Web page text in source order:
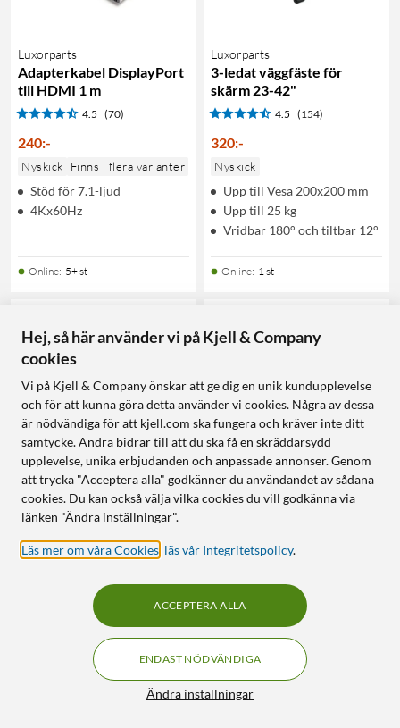
Luxorparts
Adapterkabel DisplayPort
till HDMI 1 m
4.5 (70)
240:-
Nyskick Finns i flera varianter
Stöd för 7.1-ljud
4Kx60Hz
Online: 5+ st
Luxorparts
3-ledat väggfäste för
skärm 23-42"
4.5 (154)
320:-
Nyskick
Upp till Vesa 200x200 mm
Upp till 25 kg
Vridbar 180° och tiltbar 12°
Online: 1 st
Ubiquiti
G6 Bullet – 4K PoE-
övervakningskamera
5.0 (3)
4K-upplösning med 8 MP-
AI-detektering och IR-
Finns i flera varianter
Hög effekt (25 W)
Sirenfunktion
Hej, så här använder vi på Kjell & Company
cookies
Vi på Kjell & Company önskar att ge dig en unik kundupplevelse
och för att kunna göra detta använder vi cookies. Några av dessa
är nödvändiga för att kjell.com ska fungera och kräver inte ditt
samtycke. Andra bidrar till att du ska få en skräddarsydd
upplevelse, unika erbjudanden och anpassade annonser. Genom
att trycka "Acceptera alla" godkänner du användandet av sådana
cookies. Du kan också välja vilka cookies du vill godkänna via
länken "Ändra inställningar".
Läs mer om våra Cookies läs vår Integritetspolicy.
Ändra inställningar
ENDAST NÖDVÄNDIGA
ACCEPTERA ALLA